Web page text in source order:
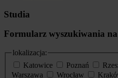
Studia
Formularz wyszukiwania
lokalizacja:
Katowice
Poznań
Warszawa
Wrocław